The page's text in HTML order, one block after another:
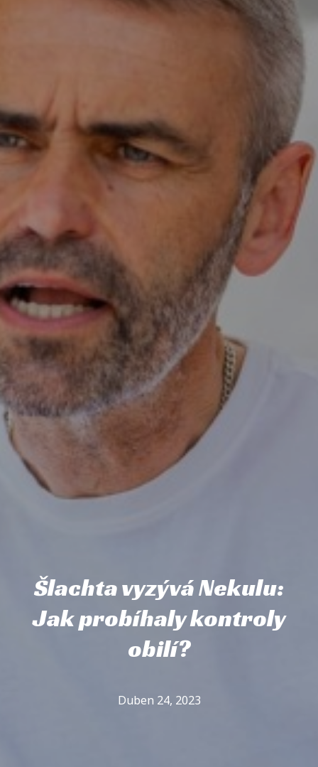
Šlachta vyzývá Nekulu:
Jak probíhaly kontroly
obilí?
Duben 24, 2023